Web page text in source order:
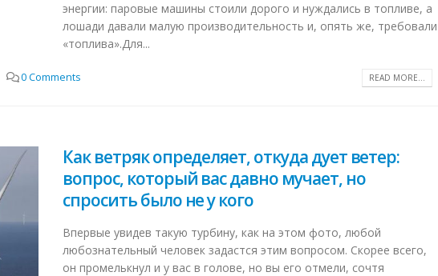
энергии: паровые машины стоили дорого и нуждались в топливе, а
лошади давали малую производительность и, опять же, требовали
«топлива».Для...
0 Comments READ MORE...
Как ветряк определяет, откуда дует ветер:
вопрос, который вас давно мучает, но
спросить было не у кого
Впервые увидев такую турбину, как на этом фото, любой
любознательный человек задастся этим вопросом. Скорее всего,
он промелькнул и у вас в голове, но вы его отмели, сочтя